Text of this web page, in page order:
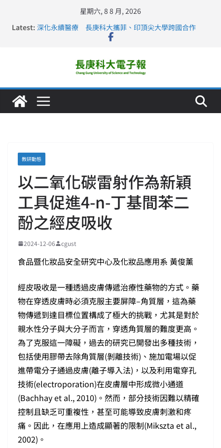
星期六, 8 8 月, 2026
Latest: 深化永續醫療 長庚科大攜菲、印頂尖大學跨國合作
長庚科大訪凱瑟醫療集團、美容學校收穫豐
仁德醫專與長庚科大締結策略聯盟 培育護理尖兵
長庚科大連四年穩居《遠見》醫學大學第5名 辦學實力再
教研動態
以二氧化碳雷射作為新穎
工具促進4-n-丁基間苯二
酚之經皮吸收
2024-12-06 cgust
食品暨化妝品安全研究中心及化妝品應用系 黃俊薰
經皮吸收是一種透過皮膚傳遞治療性藥物的方式。藥
物在穿透皮膚時必須克服主要屏障–角質層，這為藥
物傳遞到達目標位置構成了極大的挑戰，尤其是對於
親水性分子與大分子而言，穿透角質層的難度更高。
為了克服這一障礙，過去的研究已開發出多種技術，
包括使用膠帶去除角質層(剝離技術)、施加電場以促
進帶電分子通過皮膚(離子導入法)，以及利用電穿孔
技術(electroporation)在皮膚層中形成微小通道
(Bachhay et al., 2010)。然而，部分技術因難以精確
控制且缺乏可重複性，甚至可能導致皮膚刺激和疼
痛。因此，在應用上造成顯著的限制(Mikszta et al.,
2002)。